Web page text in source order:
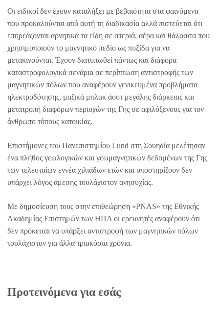
Οι ειδικοί δεν έχουν καταλήξει με βεβαιότητα στα φαινόμενα
που προκαλούνται από αυτή τη διαδικασία αλλά πιστεύεται ότι
επηρεάζονται αρνητικά τα είδη σε στεριά, αέρα και θάλασσα που
χρησιμοποιούν το μαγνητικό πεδίο ως πυξίδα για να
μετακινούνται. Έχουν διατυπωθεί πάντως και διάφορα
καταστροφολογικά σενάρια σε περίπτωση αντιστροφής των
μαγνητικών πόλων που αναφέρουν γενικευμένα προβλήματα
ηλεκτροδότησης, μαζικά μπλακ άουτ μεγάλης διάρκειας και
μετατροπή διαφόρων περιοχών της Γης σε αφιλόξενους για τον
άνθρωπο τόπους κατοικίας.
Επιστήμονες του Πανεπιστημίου Lund στη Σουηδία μελέτησαν
ένα πλήθος γεωλογικών και γεωμαγνητικών δεδομένων της Γης
των τελευταίων εννέα χιλιάδων ετών και υποστηρίζουν δεν
υπάρχει λόγος άμεσης τουλάχιστον ανησυχίας.
Με δημοσίευση τους στην επιθεώρηση «PNAS» της Εθνικής
Ακαδημίας Επιστημών των ΗΠΑ οι ερευνητές αναφέρουν ότι
δεν πρόκειται να υπάρξει αντιστροφή των μαγνητικών πόλων
τουλάχιστον για άλλα τριακόσια χρόνια.
Προτεινόμενα για εσάς